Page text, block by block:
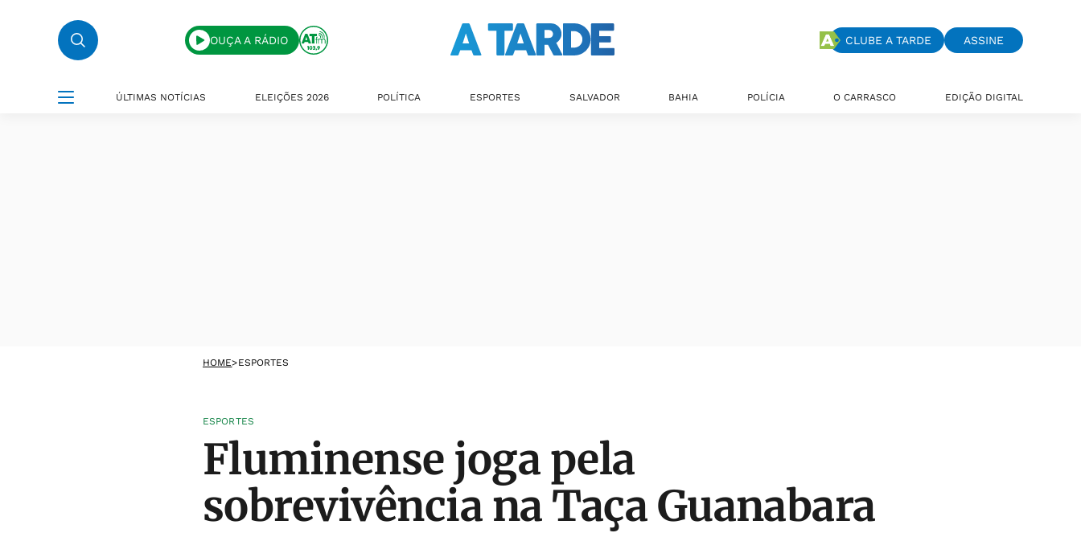
OUÇA A RÁDIO CLUBE A TARDE ASSINE
ÚLTIMAS NOTÍCIAS ELEIÇÕES 2026 POLÍTICA ESPORTES SALVADOR BAHIA POLÍCIA O CARRASCO EDIÇÃO DIGITAL
HOME>ESPORTES
ESPORTES
Fluminense joga pela
sobrevivência na Taça Guanabara